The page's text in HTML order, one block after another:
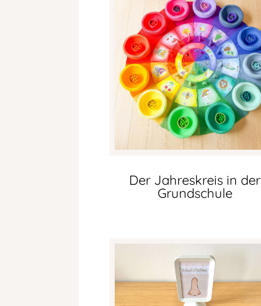
Der Jahreskreis in der
Grundschule